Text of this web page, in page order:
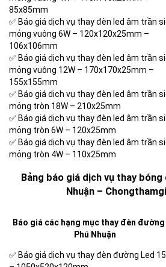
85x85mm
✅ Báo giá dịch vụ thay đèn led âm trần
mỏng vuông 6W – 120x120x25mm –
106x106mm
✅ Báo giá dịch vụ thay đèn led âm trần
mỏng vuông 12W – 170x170x25mm –
155x155mm
✅ Báo giá dịch vụ thay đèn led âm trần
mỏng tròn 18W – 210x25mm
✅ Báo giá dịch vụ thay đèn led âm trần
mỏng tròn 6W – 120x25mm
✅ Báo giá dịch vụ thay đèn led âm trần
mỏng tròn 4W – 110x25mm
Bảng báo giá dịch vụ thay
Nhuận –
Báo giá các hạng mục thay đèn
Phú Nhuận
✅ Báo giá dịch vụ thay đèn đường Led